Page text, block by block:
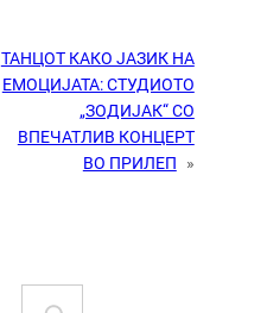
ТАНЦОТ КАКО ЈАЗИК НА
ЕМОЦИЈАТА: СТУДИОТО
„ЗОДИЈАК“ СО
ВПЕЧАТЛИВ КОНЦЕРТ
ВО ПРИЛЕП
»